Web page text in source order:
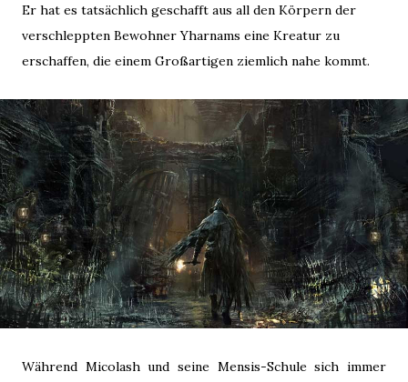
Er hat es tatsächlich geschafft aus all den Körpern der
verschleppten Bewohner Yharnams eine Kreatur zu
erschaffen, die einem Großartigen ziemlich nahe kommt.
Während Micolash und seine Mensis-Schule sich immer